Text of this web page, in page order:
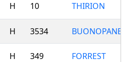
H 10 THIRION
H 3534 BUONOPANE
H 349 FORREST